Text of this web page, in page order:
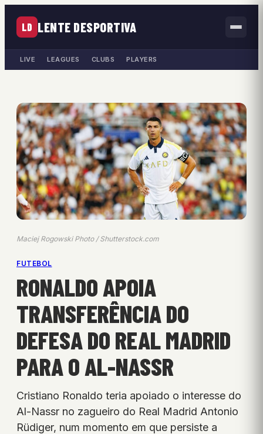
LD LENTE DESPORTIVA
LIVE LEAGUES CLUBS PLAYERS
Maciej Rogowski Photo / Shutterstock.com
FUTEBOL
RONALDO APOIA
TRANSFERÊNCIA DO
DEFESA DO REAL MADRID
PARA O AL-NASSR
Cristiano Ronaldo teria apoiado o interesse do
Al-Nassr no zagueiro do Real Madrid Antonio
Rüdiger, num momento em que persiste a